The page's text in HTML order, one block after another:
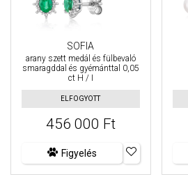
SOFIA
arany szett medál és fülbevaló
smaragddal és gyémánttal 0,05
ct H / I
ELFOGYOTT
456 000 Ft
Figyelés